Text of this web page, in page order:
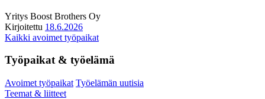
Yritys Boost Brothers Oy
Kirjoitettu 18.6.2026
Kaikki avoimet työpaikat
Työpaikat & työelämä
Avoimet työpaikat Työelämän uutisia
Teemat & liitteet